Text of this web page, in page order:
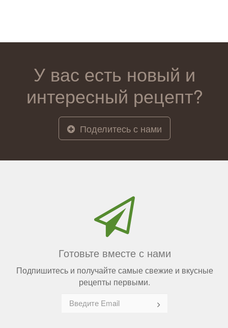
У вас есть новый и
интересный рецепт?
Поделитесь с нами
Готовьте вместе с нами
Подпишитесь и получайте самые свежие и вкусные
рецепты первыми.